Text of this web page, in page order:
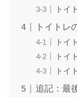
トイ
トイトレ
トイ
トイ
トイ
追記：最